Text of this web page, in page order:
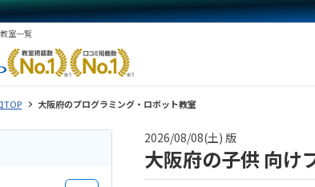
室一覧
TOP 大阪府のプログラミング・ロボット教室
2026/08/08(土) 版
大阪府の子供 向け